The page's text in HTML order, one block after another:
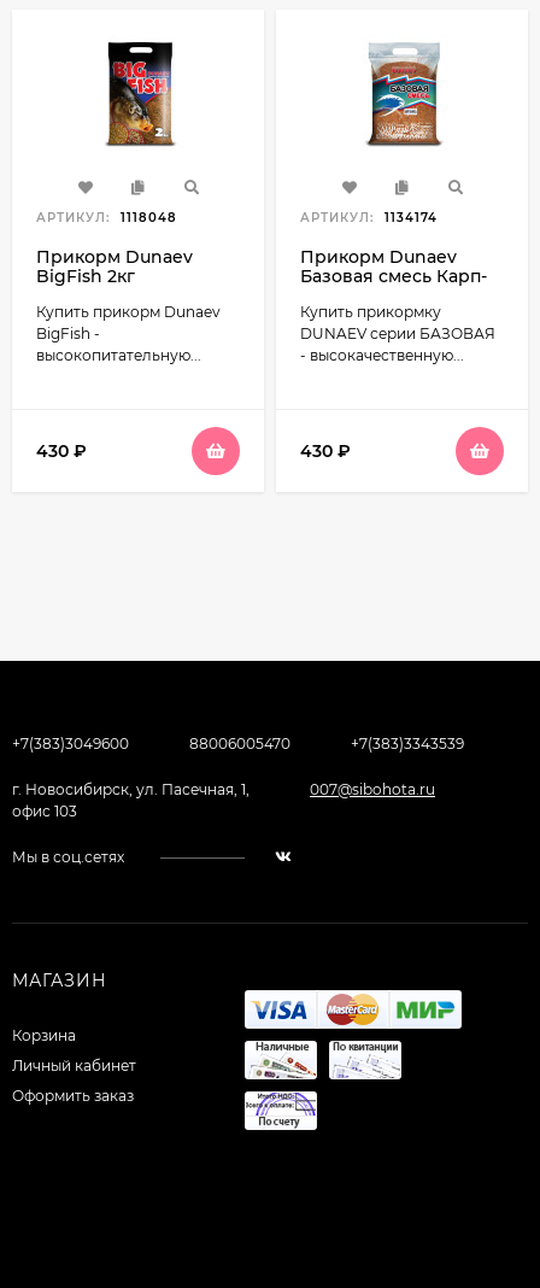
АРТИКУЛ: 1118048
Прикорм Dunaev
BigFish 2кг
Купить прикорм Dunaev
BigFish -
высокопитательную...
430 ₽
АРТИКУЛ: 1134174
Прикорм Dunaev
Базовая смесь Карп-
Купить прикормку
DUNAEV серии БАЗОВАЯ
- высокачественную...
430 ₽
+7(383)3049600 88006005470 +7(383)3343539
г. Новосибирск, ул. Пасечная, 1,
офис 103
007@sibohota.ru
Мы в соц.сетях
МАГАЗИН
Корзина
Личный кабинет
Оформить заказ